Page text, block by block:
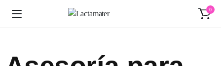
0